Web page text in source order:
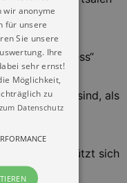
„Our Darkness“
sind, als
Sie stützt sich
wir anonyme
für unsere
Sie unsere
Ihre
sehr ernst!
Möglichkeit,
zu
Datenschutz